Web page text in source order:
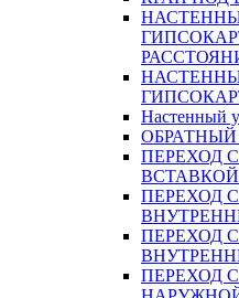
Настенный
ПЕРЕХОД
ПЕРЕХОД
ПЕРЕХОД
ПЕРЕХОД